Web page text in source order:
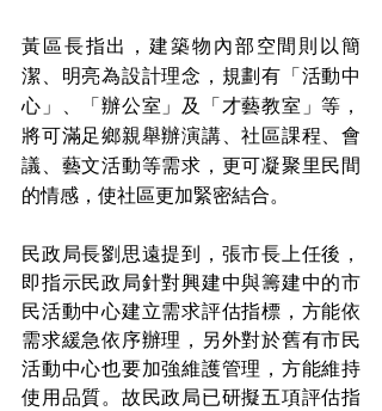
黃區長指出，建築物內部空間則以簡
潔、明亮為設計理念，規劃有「活動中
心」、「辦公室」及「才藝教室」等，
將可滿足鄉親舉辦演講、社區課程、會
議、藝文活動等需求，更可凝聚里民間
的情感，使社區更加緊密結合。
民政局長劉思遠提到，張市長上任後，
即指示民政局針對興建中與籌建中的市
民活動中心建立需求評估指標，方能依
需求緩急依序辦理，另外對於舊有市民
活動中心也要加強維護管理，方能維持
使用品質。故民政局已研擬五項評估指